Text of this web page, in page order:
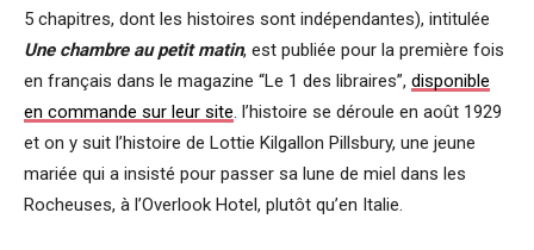
5 chapitres, dont les histoires sont indépendantes), intitulée
Une chambre au petit matin, est publiée pour la première fois
en français dans le magazine “Le 1 des libraires”, disponible
en commande sur leur site. l’histoire se déroule en août 1929
et on y suit l’histoire de Lottie Kilgallon Pillsbury, une jeune
mariée qui a insisté pour passer sa lune de miel dans les
Rocheuses, à l’Overlook Hotel, plutôt qu’en Italie.